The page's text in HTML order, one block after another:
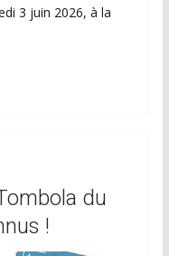
3 juin 2026, à la
du
!